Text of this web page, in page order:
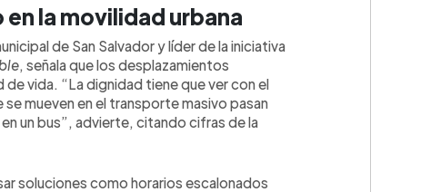
la movilidad urbana
de San Salvador y líder de la iniciativa
, señala que los desplazamientos
vida. “La dignidad tiene que ver con el
mueven en el transporte masivo pasan
un bus”, advierte, citando cifras de la
soluciones como horarios escalonados